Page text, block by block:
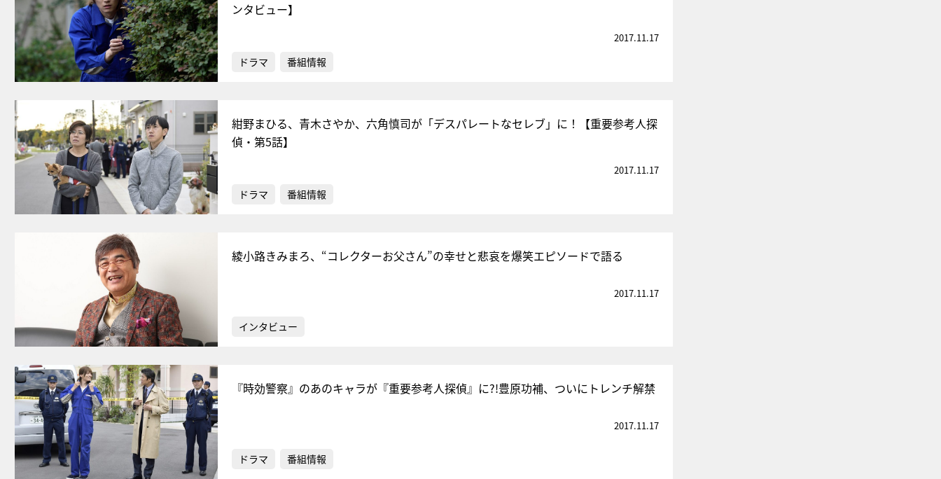
ンタビュー】
2017.11.17
ドラマ 番組情報
紺野まひる、青木さやか、六角慎司が「デスパレートなセレブ」に！【重要参考人探
偵・第5話】
2017.11.17
ドラマ 番組情報
綾小路きみまろ、“コレクターお父さん”の幸せと悲哀を爆笑エピソードで語る
2017.11.17
インタビュー
『時効警察』のあのキャラが『重要参考人探偵』に?!豊原功補、ついにトレンチ解禁
2017.11.17
ドラマ 番組情報